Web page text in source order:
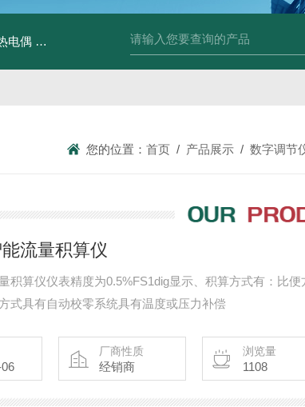
电偶 WZP-731套管式热电阻 WZP2-731套管式热电阻
您的位置： 首页 / 产品展示 / 数字调节
流量积算仪
积算仪仪表精度为0.5%FS1dig显示、积算方式有：比
式具有自动校零系统具有温度或压力补偿
厂商性质
经销商
浏览量
1108